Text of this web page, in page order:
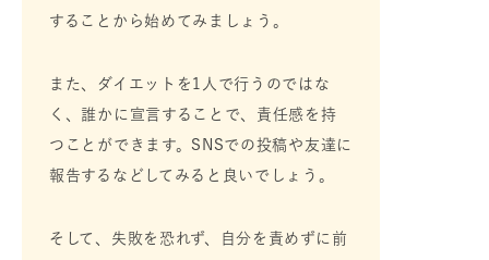
することから始めてみましょう。
また、ダイエットを1人で行うのではな
く、誰かに宣言することで、責任感を持
つことができます。SNSでの投稿や友達に
報告するなどしてみると良いでしょう。
そして、失敗を恐れず、自分を責めずに前